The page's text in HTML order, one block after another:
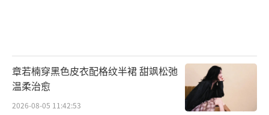
给杨迪弄个服务员番外”，着实让人期待起来
了。电影中的喜剧人们还会碰撞出怎样的“笑
果”，令人期待不已。
章若楠穿黑色皮衣配格纹半裙 甜飒松弛
温柔治愈
2026-08-05 11:42:53